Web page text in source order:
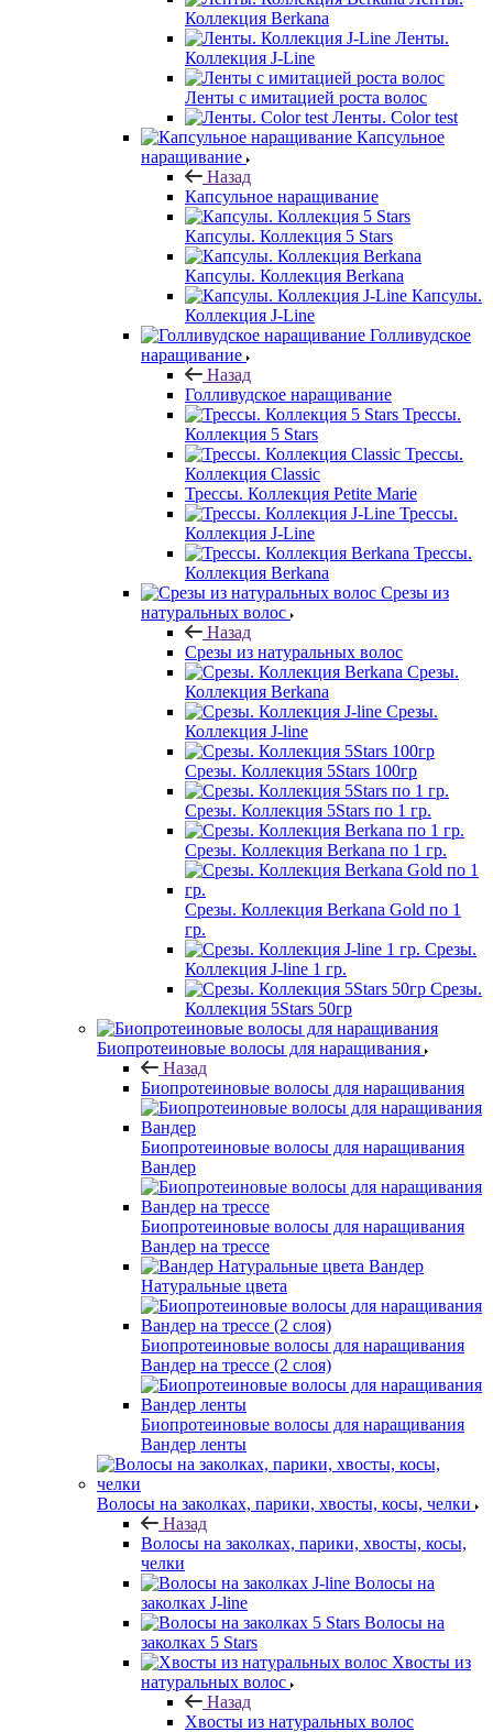
Коллекция Berkana
Ленты.
Коллекция J-Line
Ленты с имитацией роста волос
Ленты. Color test
Капсульное
наращивание
Назад
Капсульное наращивание
Капсулы. Коллекция 5 Stars
Капсулы. Коллекция Berkana
Капсулы.
Коллекция J-Line
Голливудское
наращивание
Назад
Голливудское наращивание
Трессы.
Коллекция 5 Stars
Трессы.
Коллекция Classic
Трессы. Коллекция Petite Marie
Трессы.
Коллекция J-Line
Трессы.
Коллекция Berkana
Срезы из
натуральных волос
Назад
Срезы из натуральных волос
Срезы.
Коллекция Berkana
Срезы.
Коллекция J-line
Срезы. Коллекция 5Stars 100гр
Срезы. Коллекция 5Stars по 1 гр.
Срезы. Коллекция Berkana по 1 гр.
Срезы. Коллекция Berkana Gold по 1
гр.
Срезы.
Коллекция J-line 1 гр.
Срезы.
Коллекция 5Stars 50гр
Биопротеиновые волосы для наращивания
Назад
Биопротеиновые волосы для наращивания
Биопротеиновые волосы для наращивания
Вандер
Биопротеиновые волосы для наращивания
Вандер на трессе
Вандер
Натуральные цвета
Биопротеиновые волосы для наращивания
Вандер на трессе (2 слоя)
Биопротеиновые волосы для наращивания
Вандер ленты
Волосы на заколках, парики, хвосты, косы, челки
Назад
Волосы на заколках, парики, хвосты, косы,
челки
Волосы на
заколках J-line
Волосы на
заколках 5 Stars
Хвосты из
натуральных волос
Назад
Хвосты из натуральных волос